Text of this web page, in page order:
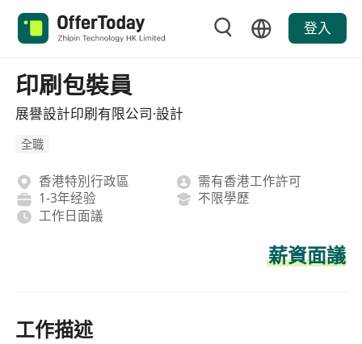
登入
印刷包裝員
展譽設計印刷有限公司·設計
全職
香港特別行政區
需有香港工作許可
1-3年经验
不限學歷
工作日面議
薪資面議
工作描述